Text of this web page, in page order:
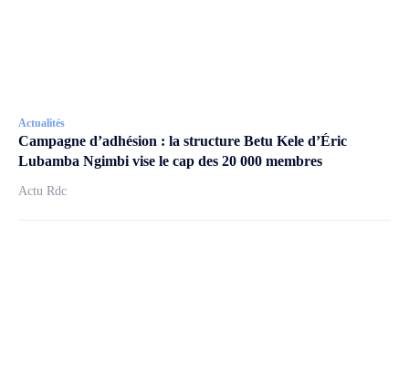
Actualités
Campagne d’adhésion : la structure Betu Kele d’Éric
Lubamba Ngimbi vise le cap des 20 000 membres
Actu Rdc